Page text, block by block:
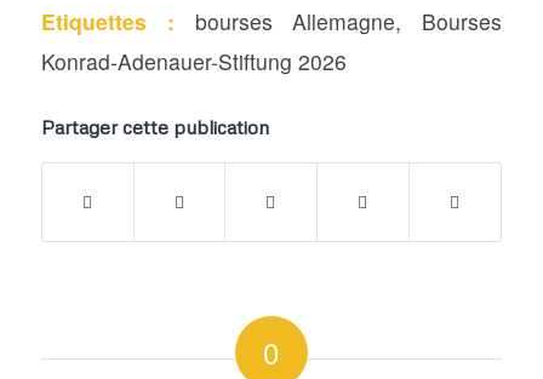
Etiquettes : bourses Allemagne, Bourses
Konrad-Adenauer-Stiftung 2026
Partager cette publication
0